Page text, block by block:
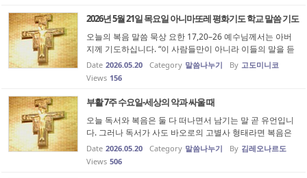
2026년 5월 21일 목요일 아니마또레 평화기도 학교 말씀 기도
오늘의 복음 말씀 묵상 요한 17,20–26 예수님께서는 아버
지께 기도하십니다. “이 사람들만이 아니라 이들의 말을 듣
고 저를 믿게 될 이들도 모두 하나가 되게 해 주십시오.” 그
리고 이어 “아버지, 아버지께서 제 안에 계시고 제가 아버지
Date 2026.05.20 Category 말씀나누기 By 고도미니코
Views 156
부활 7주 수요일-세상의 악과 싸울 때
오늘 독서와 복음은 둘 다 떠나면서 남기는 말 곧 유언입니
다. 그러나 독서가 사도 바오로의 고별사 형태라면 복음은
주님께서 제자들을 위해 기도하는 형태입니다. 그런데 저
는 오늘 독서의 “받는 것보다 주는 것이 더 행복하다.”는 말
Date 2026.05.20 Category 말씀나누기 By 김레오나르도
Views 506